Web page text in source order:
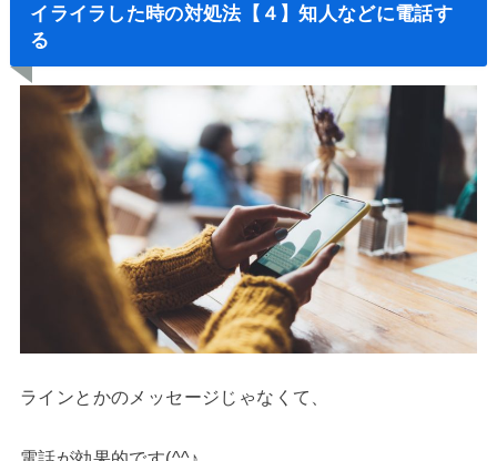
イライラした時の対処法【４】知人などに電話す
る
ラインとかのメッセージじゃなくて、